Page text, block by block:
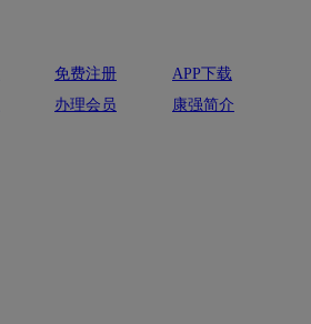
免费注册
APP下载
办理会员 康强简介